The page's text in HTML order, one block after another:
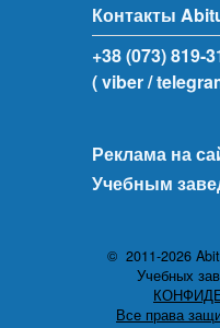
Контакты
+38 (073) 819-
( viber/
Реклама на
Учебным
© 2011-2026
Учебных
Все права